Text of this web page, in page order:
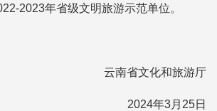
2023年省级文明旅游示范单位。
云南省文化和旅游厅
2024年3月25日